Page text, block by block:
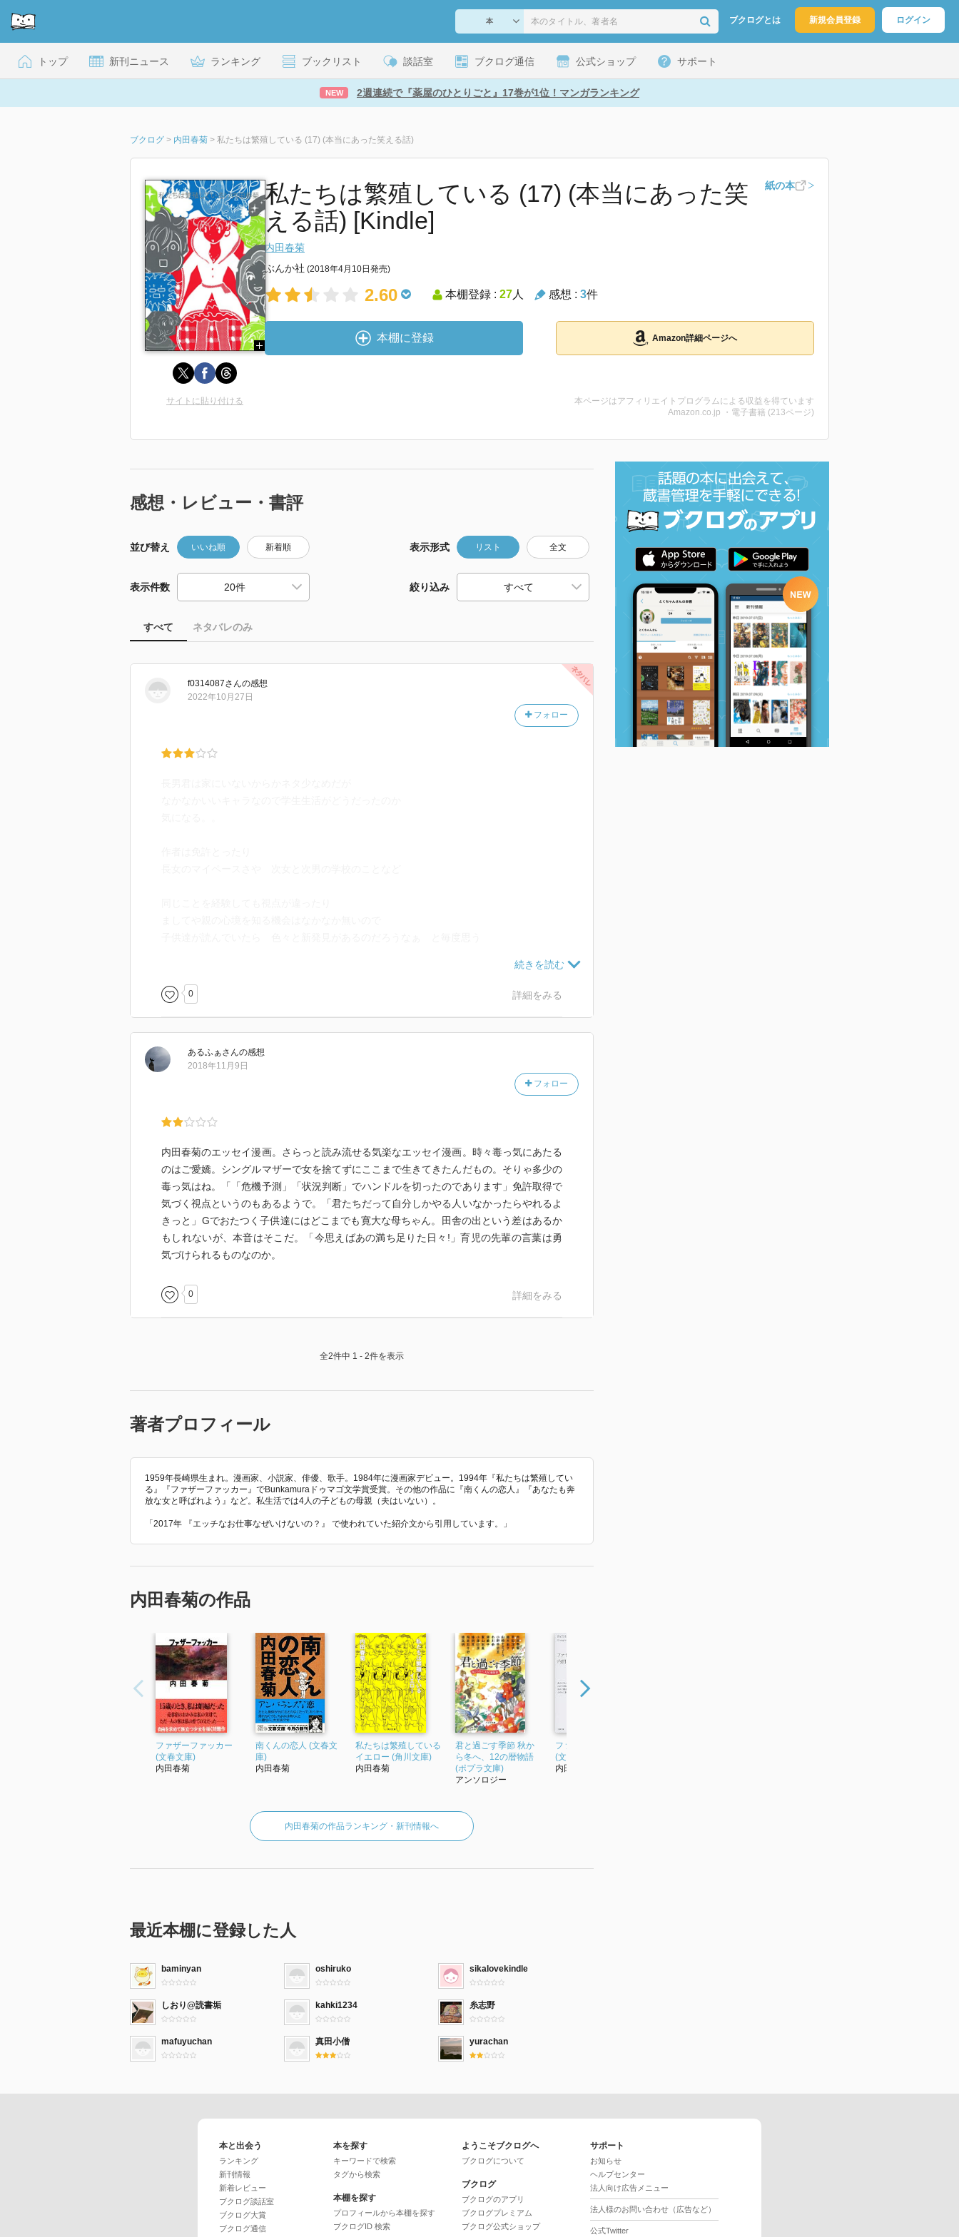
ブクログとは 新規会員登録 ログイン
トップ 新刊ニュース ランキング ブックリスト 談話室 ブクログ通信 公式ショップ サポート
NEW 2週連続で『薬屋のひとりごと』17巻が1位！マンガランキング
ブクログ > 内田春菊 > 私たちは繁殖している (17) (本当にあった笑える話)
私たちは繁殖している (17) (本当にあった笑
える話) [Kindle]
紙の本
内田春菊
ぶんか社 (2018年4月10日発売)
2.60 本棚登録 : 27人 感想 : 3件
本棚に登録 Amazon詳細ページへ
サイトに貼り付ける
本ページはアフィリエイトプログラムによる収益を得ています
Amazon.co.jp ・電子書籍 (213ページ)
感想・レビュー・書評
並び替え いいね順 新着順 表示形式 リスト 全文
表示件数 絞り込み
すべて ネタバレのみ
f0314087さんの感想
フォロー
2022年10月27日
0 詳細をみる
あるふぁさんの感想
フォロー
2018年11月9日
内田春菊のエッセイ漫画。さらっと読み流せる気楽なエッセイ漫画。時々毒っ気にあたる
のはご愛嬌。シングルマザーで女を捨てずにここまで生きてきたんだもの。そりゃ多少の
毒っ気はね。「「危機予測」「状況判断」でハンドルを切ったのであります」免許取得で
気づく視点というのもあるようで。「君たちだって自分しかやる人いなかったらやれるよ
きっと」Gでおたつく子供達にはどこまでも寛大な母ちゃん。田舎の出という差はあるか
もしれないが、本音はそこだ。「今思えばあの満ち足りた日々!」育児の先輩の言葉は勇
気づけられるものなのか。
0 詳細をみる
全2件中 1 - 2件を表示
著者プロフィール
1959年長崎県生まれ。漫画家、小説家、俳優、歌手。1984年に漫画家デビュー。1994年『私たちは繁殖してい
る』『ファザーファッカー』でBunkamuraドゥマゴ文学賞受賞。その他の作品に『南くんの恋人』『あなたも奔
放な女と呼ばれよう』など。私生活では4人の子どもの母親（夫はいない）。
「2017年 『エッチなお仕事なぜいけないの？』 で使われていた紹介文から引用しています。」
内田春菊の作品
ファザーファッカー
(文春文庫)
内田春菊
南くんの恋人 (文春文
庫)
内田春菊
私たちは繁殖している
イエロー (角川文庫)
内田春菊
君と過ごす季節 秋か
ら冬へ、12の暦物語
(ポプラ文庫)
アンソロジー
ファザーファッカー
(文春文庫)
内田春菊
内田春菊の作品ランキング・新刊情報へ
最近本棚に登録した人
baminyan oshiruko sikalovekindle
しおり@読書垢 kahki1234 糸志野
mafuyuchan 真田小僧 yurachan
本と出会う
ランキング
新刊情報
新着レビュー
ブクログ談話室
ブクログ大賞
ブクログ通信
本を探す
キーワードで検索
タグから検索
本棚を探す
プロフィールから本棚を探す
ブクログID 検索
ようこそブクログへ
ブクログについて
ブクログ
ブクログのアプリ
ブクログプレミアム
ブクログ公式ショップ
サポート
お知らせ
ヘルプセンター
法人向け広告メニュー
法人様のお問い合わせ（広告など）
公式Twitter